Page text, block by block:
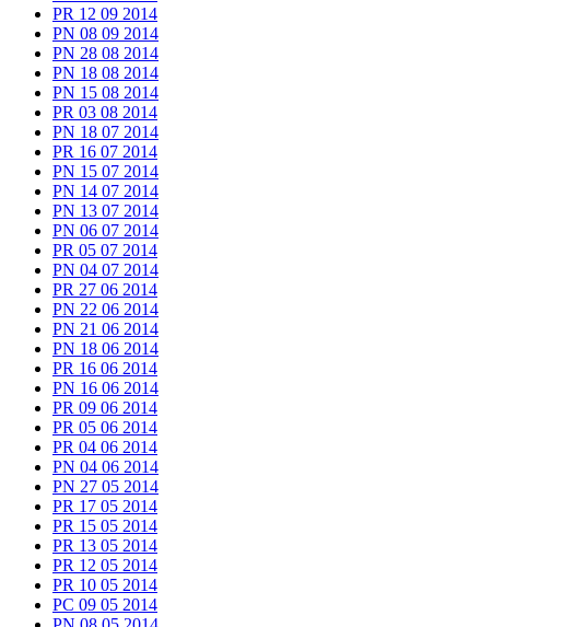
PR 12 09 2014
PN 08 09 2014
PN 28 08 2014
PN 18 08 2014
PN 15 08 2014
PR 03 08 2014
PN 18 07 2014
PR 16 07 2014
PN 15 07 2014
PN 14 07 2014
PN 13 07 2014
PN 06 07 2014
PR 05 07 2014
PN 04 07 2014
PR 27 06 2014
PN 22 06 2014
PN 21 06 2014
PN 18 06 2014
PR 16 06 2014
PN 16 06 2014
PR 09 06 2014
PR 05 06 2014
PR 04 06 2014
PN 04 06 2014
PN 27 05 2014
PR 17 05 2014
PR 15 05 2014
PR 13 05 2014
PR 12 05 2014
PR 10 05 2014
PC 09 05 2014